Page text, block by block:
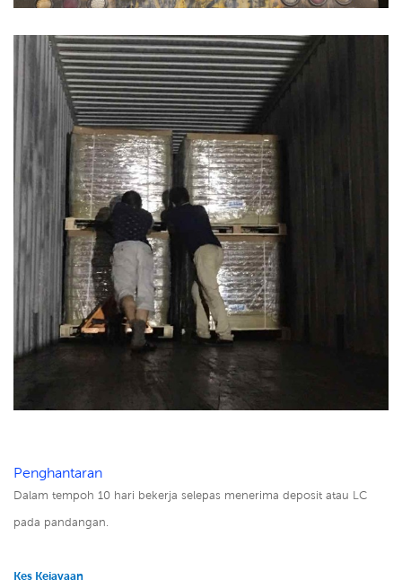
Penghantaran
Dalam tempoh 10 hari bekerja selepas menerima deposit atau LC
pada pandangan.
Kes Kejayaan